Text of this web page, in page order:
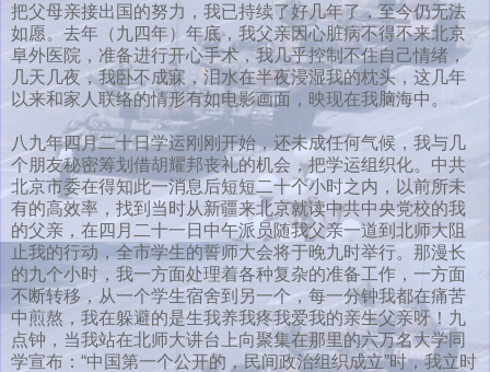
把父母亲接出国的努力，我已持续了好几年了，至今仍无法
如愿。去年（九四年）年底，我父亲因心脏病不得不来北京
阜外医院，准备进行开心手术，我几乎控制不住自己情绪，
几天几夜，我卧不成寐，泪水在半夜浸湿我的枕头，这几年
以来和家人联络的情形有如电影画面，映现在我脑海中。
八九年四月二十日学运刚刚开始，还未成任何气候，我与几
个朋友秘密筹划借胡耀邦丧礼的机会，把学运组织化。中共
北京市委在得知此一消息后短短二十个小时之内，以前所未
有的高效率，找到当时从新疆来北京就读中共中央党校的我
的父亲，在四月二十一日中午派员随我父亲一道到北师大阻
止我的行动，全市学生的誓师大会将于晚九时举行。那漫长
的九个小时，我一方面处理着各种复杂的准备工作，一方面
不断转移，从一个学生宿舍到另一个，每一分钟我都在痛苦
中煎熬，我在躲避的是生我养我疼我爱我的亲生父亲呀！九
点钟，当我站在北师大讲台上向聚集在那里的六万名大学同
学宣布：“中国第一个公开的，民间政治组织成立”时，我立时